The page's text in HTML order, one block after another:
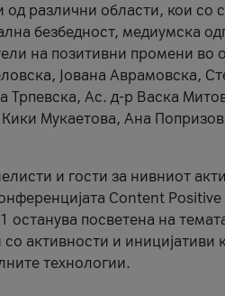
различни области, кои со
безбедност, медиумска
на позитивни промени во
Јована Аврамовска,
Ас. д-р Васка
Мукаетова, Ана
и гости за нивниот
Content
посветена на
активности и иницијативи
технологии.